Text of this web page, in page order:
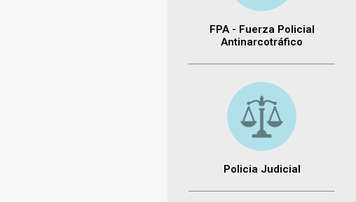
FPA - Fuerza Policial
Antinarcotráfico
Policia Judicial